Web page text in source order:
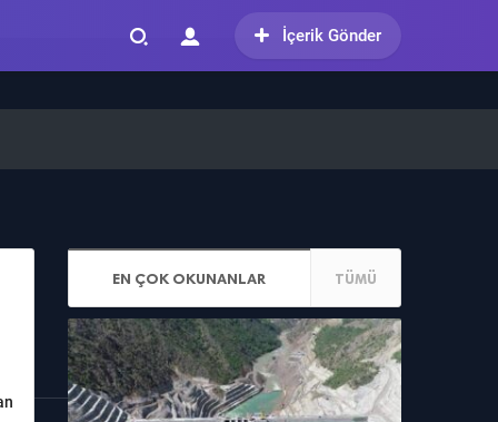
İçerik Gönder
EN ÇOK OKUNANLAR TÜMÜ